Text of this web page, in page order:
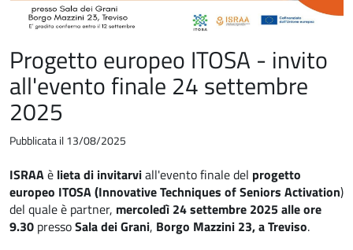
Progetto europeo ITOSA - invito
all'evento finale 24 settembre
2025
Pubblicata il 13/08/2025
ISRAAè lieta di invitarviall'evento finale del progetto
europeo ITOSA (Innovative Techniques of Seniors Activation)
del quale è partner, mercoledì 24 settembre 2025 alle ore
9.30 pressoSala dei Grani, Borgo Mazzini 23, a Treviso.